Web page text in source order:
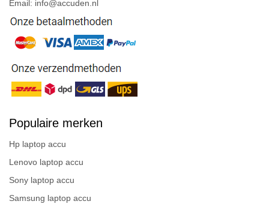
Email: info@accuden.nl
Populaire merken
Hp laptop accu
Lenovo laptop accu
Sony laptop accu
Samsung laptop accu